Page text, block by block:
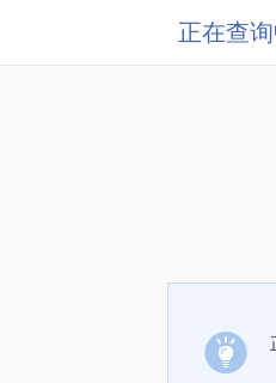
正在查